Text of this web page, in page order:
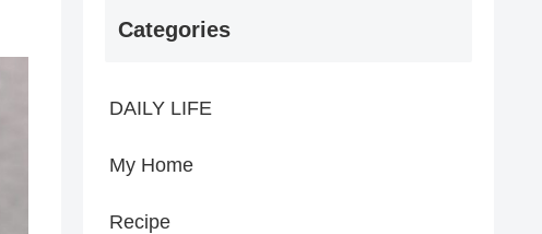
Categories
DAILY LIFE
My Home
Recipe